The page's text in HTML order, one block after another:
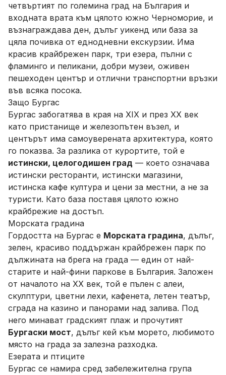
четвъртият по големина град на България и
входната врата към цялото южно Черноморие, и
възнаграждава ден, дълъг уикенд или база за
цяла почивка от еднодневни екскурзии. Има
красив крайбрежен парк, три езера, пълни с
фламинго и пеликани, добри музеи, оживен
пешеходен център и отлични транспортни връзки
във всяка посока.
Защо Бургас
Бургас забогатява в края на XIX и през XX век
като пристанище и железопътен възел, и
центърът има самоуверената архитектура, която
го показва. За разлика от курортите, той е
истински, целогодишен град — което означава
истински ресторанти, истински магазини,
истинска кафе култура и цени за местни, а не за
туристи. Като база поставя цялото южно
крайбрежие на достъп.
Морската градина
Гордостта на Бургас е Морската градина, дълъг,
зелен, красиво поддържан крайбрежен парк по
дължината на брега на града — един от най-
старите и най-фини паркове в България. Заложен
от началото на XX век, той е пълен с алеи,
скулптури, цветни лехи, кафенета, летен театър,
сграда на казино и панорами над залива. Под
него минават градският плаж и прочутият
Бургаски мост, дълъг кей към морето, любимото
място на града за залезна разходка.
Езерата и птиците
Бургас се намира сред забележителна група